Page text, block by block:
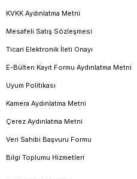
KVKK Aydınlatma Metni
Mesafeli Satış Sözleşmesi
Ticari Elektronik İleti Onayı
E-Bülten Kayıt Formu Aydınlatma Metni
Uyum Politikası
Kamera Aydınlatma Metni
Çerez Aydınlatma Metni
Veri Sahibi Başvuru Formu
Bilgi Toplumu Hizmetleri